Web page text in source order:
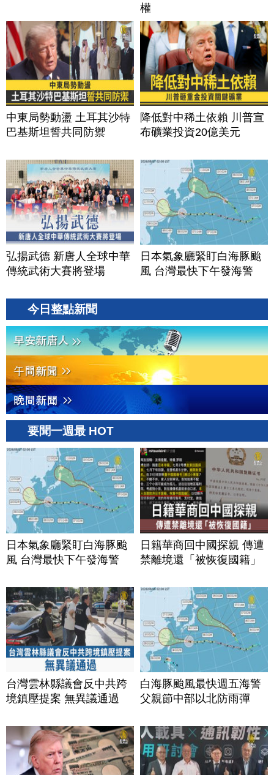
權
中東局勢動盪 土耳其沙特
巴基斯坦誓共同防禦
降低對中稀土依賴 川普宣
布礦業投資20億美元
弘揚武德 新唐人全球中華
傳統武術大賽將登場
日本氣象廳緊盯白海豚颱
風 台灣最快下午發海警
今日整點新聞
要聞一週最 HOT
日本氣象廳緊盯白海豚颱
風 台灣最快下午發海警
日籍華商回中國探親 傳遭
禁離境還「被恢復國籍」
台灣雲林縣議會反中共跨
境鎮壓提案 無異議通過
白海豚颱風最快週五海警
父親節中部以北防雨彈